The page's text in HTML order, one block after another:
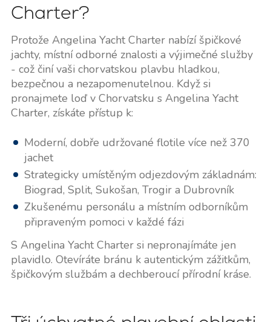
Charter?
Protože Angelina Yacht Charter nabízí špičkové
jachty, místní odborné znalosti a výjimečné služby
- což činí vaši chorvatskou plavbu hladkou,
bezpečnou a nezapomenutelnou. Když si
pronajmete loď v Chorvatsku s Angelina Yacht
Charter, získáte přístup k:
Moderní, dobře udržované flotile více než 370
jachet
Strategicky umístěným odjezdovým základnám:
Biograd, Split, Sukošan, Trogir a Dubrovník
Zkušenému personálu a místním odborníkům
připraveným pomoci v každé fázi
S Angelina Yacht Charter si nepronajímáte jen
plavidlo. Otevíráte bránu k autentickým zážitkům,
špičkovým službám a dechberoucí přírodní kráse.